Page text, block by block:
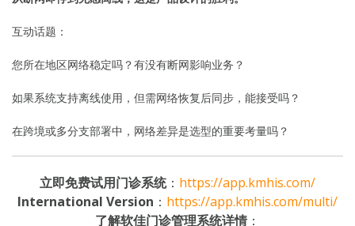
互动话题：
您所在地区网络稳定吗？有没有断网影响业务？
如果系统支持离线使用，但需网络恢复后同步，能接受吗？
在跨境或多分支部署中，网络差异是选型的重要考量吗？
立即免费试用门诊系统： https://app.kmhis.com/
International Version ： https://app.kmhis.com/multi/
了解软佳门诊管理系统详情：